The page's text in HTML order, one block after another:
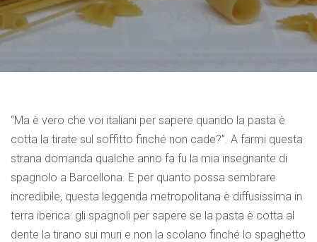
“Ma è vero che voi italiani per sapere quando la pasta è
cotta la tirate sul soffitto finché non cade?”. A farmi questa
strana domanda qualche anno fa fu la mia insegnante di
spagnolo a Barcellona. E per quanto possa sembrare
incredibile, questa leggenda metropolitana è diffusissima in
terra iberica: gli spagnoli per sapere se la pasta è cotta al
dente la tirano sui muri e non la scolano finché lo spaghetto